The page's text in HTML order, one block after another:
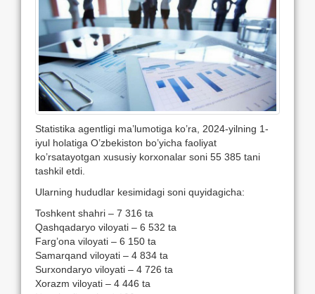
Statistika agentligi ma’lumotiga ko’ra, 2024-yilning 1-
iyul holatiga O’zbekiston bo’yicha faoliyat
ko’rsatayotgan xususiy korxonalar soni 55 385 tani
tashkil etdi.
Ularning hududlar kesimidagi soni quyidagicha:
Toshkent shahri – 7 316 ta
Qashqadaryo viloyati – 6 532 ta
Farg’ona viloyati – 6 150 ta
Samarqand viloyati – 4 834 ta
Surxondaryo viloyati – 4 726 ta
Xorazm viloyati – 4 446 ta